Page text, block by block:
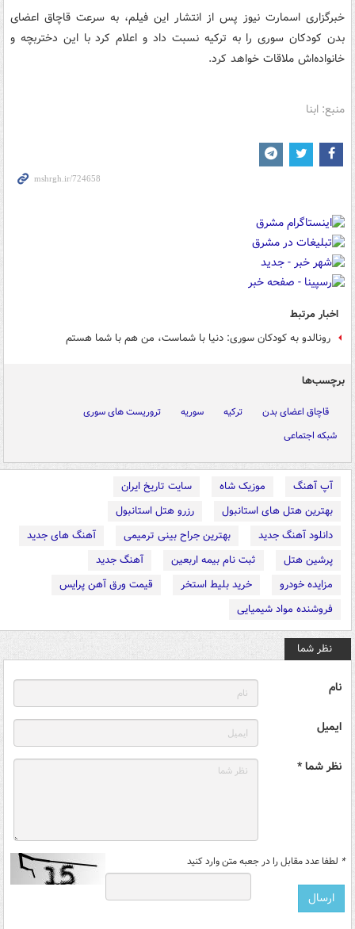
خبرگزاری اسمارت نیوز پس از انتشار این فیلم، به سرعت قاچاق اعضای
بدن کودکان سوری را به ترکیه نسبت داد و اعلام کرد با این دختربچه و
خانواده‌اش ملاقات خواهد کرد.
منبع: ابنا
اخبار مرتبط
رونالدو به کودکان سوری: دنیا با شماست، من هم با شما هستم
برچسب‌ها
قاچاق اعضای بدن ترکیه سوریه
تروریست های سوری
شبکه اجتماعی
آپ آهنگ موزیک شاه
سایت تاریخ ایران
بهترین هتل های استانبول
رزرو هتل استانبول
دانلود آهنگ جدید
بهترین جراح بینی ترمیمی
آهنگ های جدید
پرشین هتل
ثبت نام بیمه اربعین
آهنگ جدید
مزایده خودرو
خرید بلیط استخر
قیمت ورق آهن پرایس
فروشنده مواد شیمیایی
نظر شما
نام
ایمیل
نظر شما *
* لطفا عدد مقابل را در جعبه متن وارد کنید